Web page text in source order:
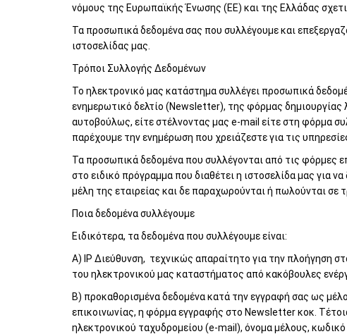
νόμους της Ευρωπαϊκής Ένωσης (ΕΕ) και της Ελλάδας
Τα προσωπικά δεδομένα σας που συλλέγουμε και
ιστοσελίδας μας.
Τρόποι Συλλογής Δεδομένων
Το ηλεκτρονικό μας κατάστημα συλλέγει προσωπικά
ενημερωτικό δελτίο (Newsletter), της φόρμας δημιουργίας
αυτοβούλως, είτε στέλνοντας μας e-mail είτε στη φόρμα
παρέχουμε την ενημέρωση που χρειάζεστε για τις
Τα προσωπικά δεδομένα που συλλέγονται από τις φόρμες
στο ειδικό πρόγραμμα που διαθέτει η ιστοσελίδα μας για
μέλη της εταιρείας και δε παραχωρούνται ή πωλούνται σε
Ποια δεδομένα συλλέγουμε
Ειδικότερα, τα δεδομένα που συλλέγουμε είναι:
Α) IP Διεύθυνση, τεχνικώς απαραίτητο για την πλοήγηση
του ηλεκτρονικού μας καταστήματος από κακόβουλες
Β) προκαθορισμένα δεδομένα κατά την εγγραφή σας ως
επικοινωνίας, η φόρμα εγγραφής στο Newsletter κοκ.
ηλεκτρονικού ταχυδρομείου (e-mail), όνομα μέλους,